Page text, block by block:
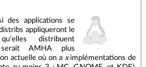
des applications se
appliqueront le
distribuent
serait AMHA plus
actuelle où on a ximplémentations de